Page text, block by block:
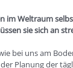
im Weltraum
sie sich an
bei uns am
Planung der